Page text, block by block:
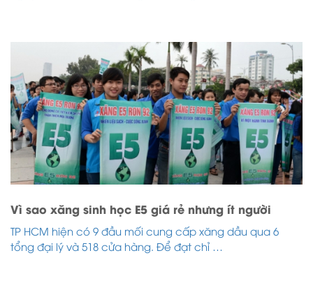
Vì sao xăng sinh học E5 giá rẻ nhưng ít người
TP HCM hiện có 9 đầu mối cung cấp xăng dầu qua 6
tổng đại lý và 518 cửa hàng. Để đạt chỉ …